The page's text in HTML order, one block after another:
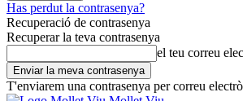
Has perdut la contrasenya?
Recuperació de contrasenya
Recuperar la teva contrasenya
el teu correu
T'enviarem una contrasenya per correu